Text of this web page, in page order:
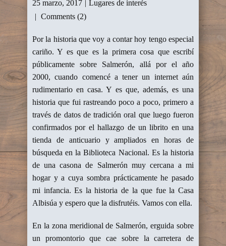
25 marzo, 2017
Lugares de interés
Comments (2)
Por la historia que voy a contar hoy tengo especial
cariño. Y es que es la primera cosa que escribí
públicamente sobre Salmerón, allá por el año
2000, cuando comencé a tener un internet aún
rudimentario en casa. Y es que, además, es una
historia que fui rastreando poco a poco, primero a
través de datos de tradición oral que luego fueron
confirmados por el hallazgo de un librito en una
tienda de anticuario y ampliados en horas de
búsqueda en la Biblioteca Nacional. Es la historia
de una casona de Salmerón muy cercana a mi
hogar y a cuya sombra prácticamente he pasado
mi infancia. Es la historia de la que fue la Casa
Albisúa y espero que la disfrutéis. Vamos con ella.
En la zona meridional de Salmerón, erguida sobre
un promontorio que cae sobre la carretera de